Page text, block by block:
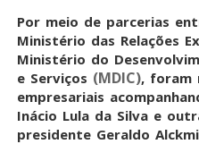
Por meio de parcerias
Ministério das Relações
Ministério do
e Serviços (MDIC), foram
empresariais
Inácio Lula da Silva e
presidente Geraldo